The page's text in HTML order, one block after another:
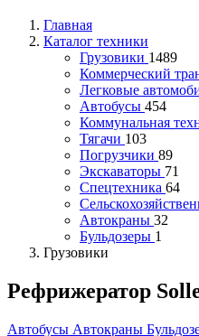
Главная
Каталог техники
Грузовики 1489
Коммерческий
Легковые
Автобусы 454
Коммунальная
Тягачи 103
Погрузчики 89
Экскаваторы 71
Спецтехника 64
Автокраны 32
Бульдозеры 1
Грузовики
Рефрижератор
Автобусы Автокраны